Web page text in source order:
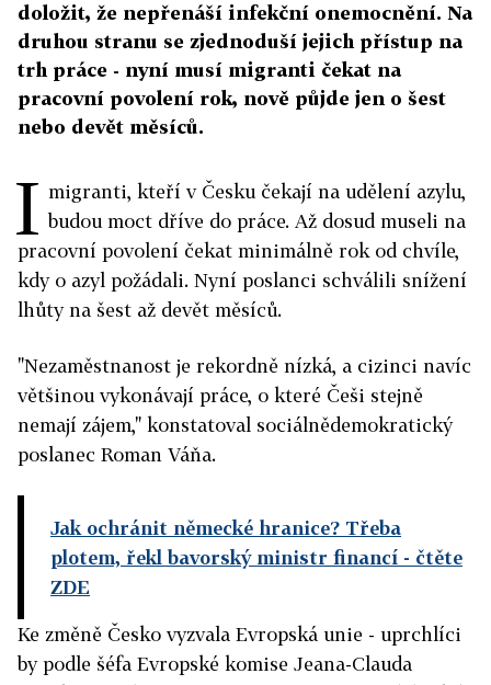
doložit, že nepřenáší infekční onemocnění. Na
druhou stranu se zjednoduší jejich přístup na
trh práce - nyní musí migranti čekat na
pracovní povolení rok, nově půjde jen o šest
nebo devět měsíců.
I migranti, kteří v Česku čekají na udělení azylu,
budou moct dříve do práce. Až dosud museli na
pracovní povolení čekat minimálně rok od chvíle,
kdy o azyl požádali. Nyní poslanci schválili snížení
lhůty na šest až devět měsíců.
"Nezaměstnanost je rekordně nízká, a cizinci navíc
většinou vykonávají práce, o které Češi stejně
nemají zájem," konstatoval sociálnědemokratický
poslanec Roman Váňa.
Jak ochránit německé hranice? Třeba
plotem, řekl bavorský ministr financí - čtěte
ZDE
Ke změně Česko vyzvala Evropská unie - uprchlíci
by podle šéfa Evropské komise Jeana-Clauda